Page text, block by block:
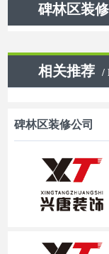
碑林区装
相关推荐 /
碑林区装修公司